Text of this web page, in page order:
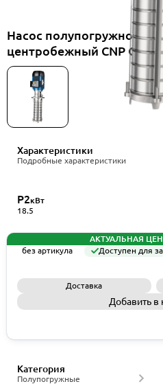
Насос полупогружной
центробежный CNP
Характеристики
Подробные характеристики
P2кВт
18.5
АКТУАЛЬНАЯ
без артикула
Доступен для
Доставка
Добавить в
Полупогружные
Категория